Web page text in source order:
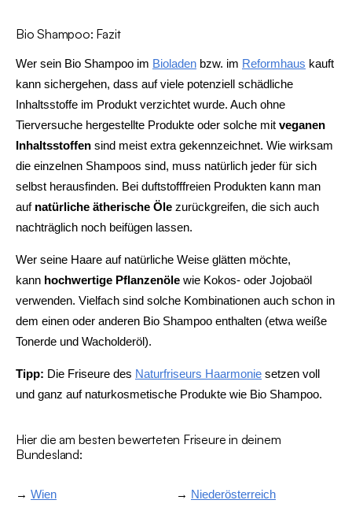
Bio Shampoo: Fazit
Wer sein Bio Shampoo im Bioladen bzw. im Reformhaus kauft
kann sichergehen, dass auf viele potenziell schädliche
Inhaltsstoffe im Produkt verzichtet wurde. Auch ohne
Tierversuche hergestellte Produkte oder solche mit veganen
Inhaltsstoffen sind meist extra gekennzeichnet. Wie wirksam
die einzelnen Shampoos sind, muss natürlich jeder für sich
selbst herausfinden. Bei duftstofffreien Produkten kann man
auf natürliche ätherische Öle zurückgreifen, die sich auch
nachträglich noch beifügen lassen.
Wer seine Haare auf natürliche Weise glätten möchte,
kann hochwertige Pflanzenöle wie Kokos- oder Jojobaöl
verwenden. Vielfach sind solche Kombinationen auch schon in
dem einen oder anderen Bio Shampoo enthalten (etwa weiße
Tonerde und Wacholderöl).
Tipp: Die Friseure des Naturfriseurs Haarmonie setzen voll
und ganz auf naturkosmetische Produkte wie Bio Shampoo.
Hier die am besten bewerteten Friseure in deinem
Bundesland:
→ Wien → Niederösterreich